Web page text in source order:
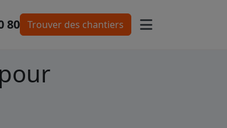
80 Trouver des chantiers